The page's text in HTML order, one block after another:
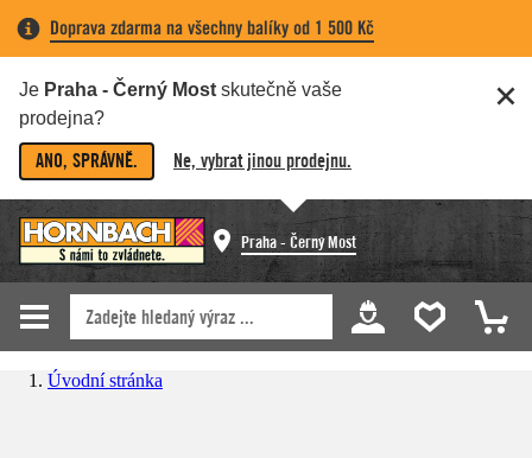
Doprava zdarma na všechny balíky od 1 500 Kč
Je Praha - Černý Most skutečně vaše
prodejna?
ANO, SPRÁVNĚ. Ne, vybrat jinou prodejnu.
Praha - Černý Most
Úvodní stránka